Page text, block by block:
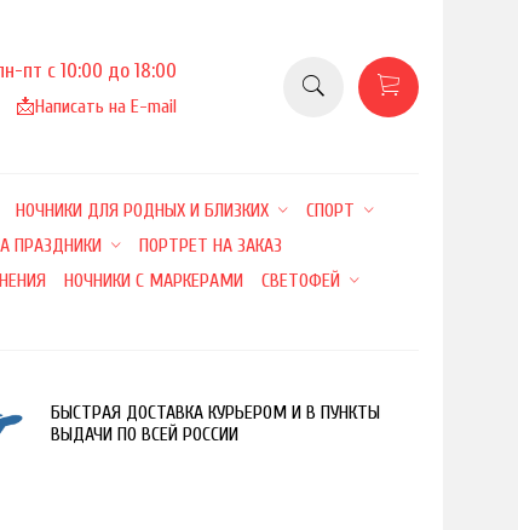
пт с 10:00 до 18:00
📩Написать на E-mail
НОЧНИКИ ДЛЯ РОДНЫХ И БЛИЗКИХ
СПОРТ
ПРАЗДНИКИ
ПОРТРЕТ НА ЗАКАЗ
НОЧНИКИ С МАРКЕРАМИ
СВЕТОФЕЙ
БЫСТРАЯ ДОСТАВКА КУРЬЕРОМ И В ПУНКТЫ
ВЫДАЧИ ПО ВСЕЙ РОССИИ